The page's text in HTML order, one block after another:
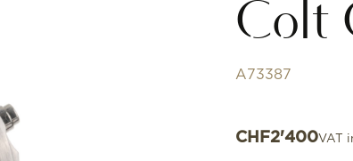
Colt
A73387
CHF2'400VAT